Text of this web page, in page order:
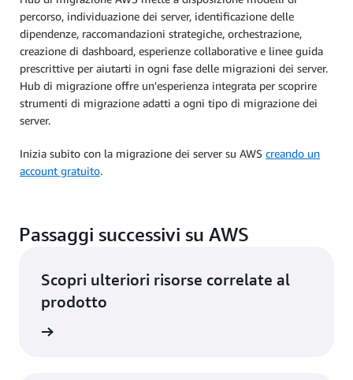
percorso, individuazione dei server, identificazione delle
dipendenze, raccomandazioni strategiche, orchestrazione,
creazione di dashboard, esperienze collaborative e linee guida
prescrittive per aiutarti in ogni fase delle migrazioni dei server.
Hub di migrazione offre un'esperienza integrata per scoprire
strumenti di migrazione adatti a ogni tipo di migrazione dei
server.
Inizia subito con la migrazione dei server su AWS creando un
account gratuito.
Passaggi successivi su AWS
Scopri ulteriori risorse correlate al
prodotto